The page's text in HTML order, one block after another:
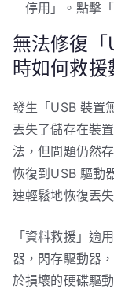
停用」。點擊
無法修復
時如何救援
發生「USB 裝置
丟失了儲存在裝
法，但問題仍然
恢復到USB 驅動
速輕鬆地恢復丟
「資料救援」適
器，閃存驅動器
於損壞的硬碟驅